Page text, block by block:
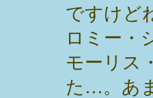
ですけど
ロミー・
モーリス
た…。あ